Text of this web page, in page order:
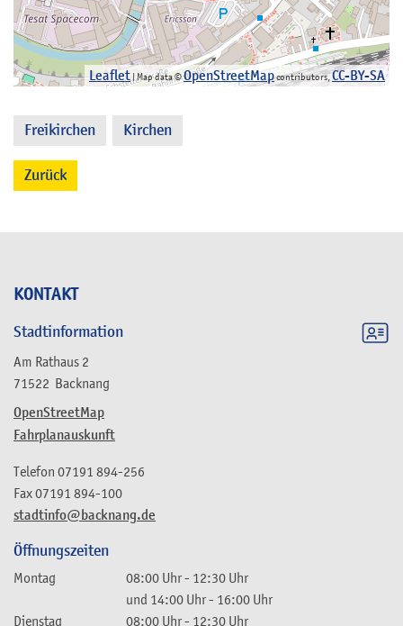
KONTAKT
Stadtinformation
Am Rathaus 2
71522 Backnang
OpenStreetMap
Fahrplanauskunft
stadtinfo@backnang.de
Telefon 07191 894-256
Fax07191 894-100
Öffnungszeiten
Montag 08:00 Uhr- 12:30 Uhr
und 14:00 Uhr- 16:00 Uhr
Dienstag
08:00 Uhr- 12:30 Uhr
Leaflet | Map data ©OpenStreetMapcontributors,CC-BY-SA
Freikirchen Kirchen
Zurück